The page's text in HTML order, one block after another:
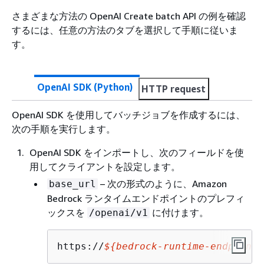
さまざまな方法の OpenAI Create batch API の例を確認
するには、任意の方法のタブを選択して手順に従いま
す。
OpenAI SDK (Python) HTTP request
OpenAI SDK を使用してバッチジョブを作成するには、
次の手順を実行します。
OpenAI SDK をインポートし、次のフィールドを使
用してクライアントを設定します。
base_url – 次の形式のように、Amazon
Bedrock ランタイムエンドポイントのプレフィ
ックスを /openai/v1 に付けます。
https://${bedrock-runtime-endpoint}